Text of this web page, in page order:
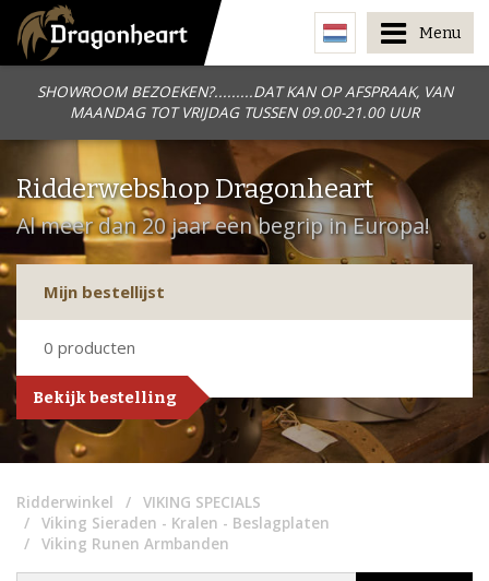
SHOWROOM BEZOEKEN?.........DAT KAN OP AFSPRAAK, VAN
MAANDAG TOT VRIJDAG TUSSEN 09.00-21.00 UUR
Menu
Ridderwebshop Dragonheart
Al meer dan 20 jaar een begrip in Europa!
Mijn bestellijst
0 producten
Bekijk bestelling
Ridderwinkel
VIKING SPECIALS
Viking Sieraden - Kralen - Beslagplaten
Viking Runen Armbanden